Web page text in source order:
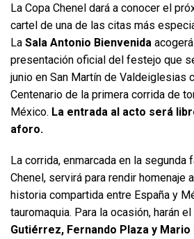
La Copa Chenel dará a conocer el
cartel de una de las citas más
La Sala Antonio Bienvenida
presentación oficial del festejo que
junio en San Martín de Valdeiglesias
Centenario de la primera corrida de
México. La entrada al acto será
aforo.
La corrida, enmarcada en la segunda
Chenel, servirá para rendir homenaje
historia compartida entre España y
tauromaquia. Para la ocasión, harán
Gutiérrez, Fernando Plaza y Mario